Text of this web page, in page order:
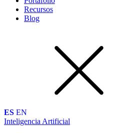
Recursos
Blog
ES EN
Inteligencia Artificial